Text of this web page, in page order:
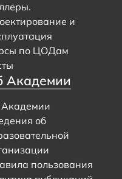
и
по ЦОДам
Академии
об
пользования